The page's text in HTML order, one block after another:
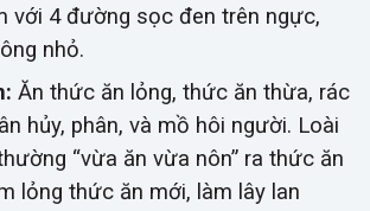
với 4 đường sọc đen trên ngực,
nhỏ.
Ăn thức ăn lỏng, thức ăn thừa, rác
hủy, phân, và mồ hôi người. Loài
“vừa ăn vừa nôn” ra thức ăn
lỏng thức ăn mới, làm lây lan